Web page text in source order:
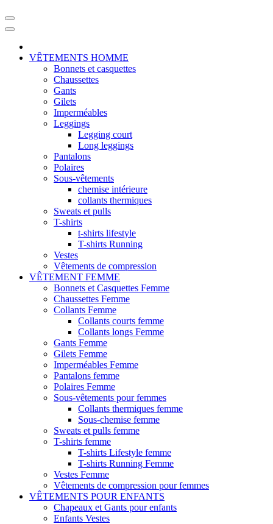
VÊTEMENTS HOMME
Bonnets et casquettes
Chaussettes
Gants
Gilets
Imperméables
Leggings
Legging court
Long leggings
Pantalons
Polaires
Sous-vêtements
chemise intérieure
collants thermiques
Sweats et pulls
T-shirts
t-shirts lifestyle
T-shirts Running
Vestes
Vêtements de compression
VÊTEMENT FEMME
Bonnets et Casquettes Femme
Chaussettes Femme
Collants Femme
Collants courts femme
Collants longs Femme
Gants Femme
Gilets Femme
Imperméables Femme
Pantalons femme
Polaires Femme
Sous-vêtements pour femmes
Collants thermiques femme
Sous-chemise femme
Sweats et pulls femme
T-shirts femme
T-shirts Lifestyle femme
T-shirts Running Femme
Vestes Femme
Vêtements de compression pour femmes
VÊTEMENTS POUR ENFANTS
Chapeaux et Gants pour enfants
Enfants Vestes